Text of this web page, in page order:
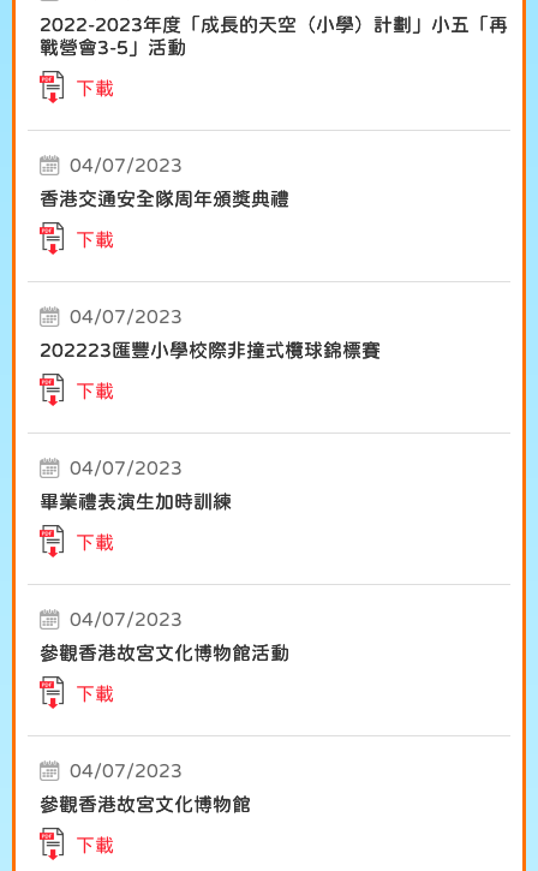
2022-2023年度「成長的天空（小學）計劃」小五「再
戰營會3-5」活動
下載
04/07/2023
香港交通安全隊周年頒獎典禮
下載
04/07/2023
202223匯豐小學校際非撞式欖球錦標賽
下載
04/07/2023
畢業禮表演生加時訓練
下載
04/07/2023
參觀香港故宮文化博物館活動
下載
04/07/2023
參觀香港故宮文化博物館
下載